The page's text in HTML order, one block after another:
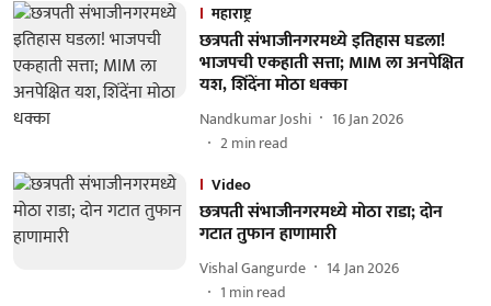
महाराष्ट्र
छत्रपती संभाजीनगरमध्ये इतिहास घडला!
भाजपची एकहाती सत्ता; MIM ला अनपेक्षित
यश, शिंदेंना मोठा धक्का
Nandkumar Joshi
16 Jan 2026
2min read
Video
छत्रपती संभाजीनगरमध्ये मोठा राडा; दोन
गटात तुफान हाणामारी
Vishal Gangurde
14 Jan 2026
1 min read